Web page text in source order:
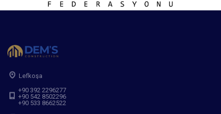
Lefkoşa
+90 392 2296277
+90 542 8502296
+90 533 8662522